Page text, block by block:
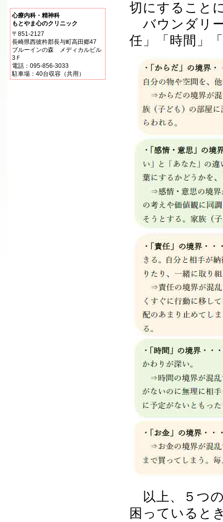
切にすること
バウンダリ
任」「時間」
以上、５つ
困っていると
心療内科・精神科
もとやま心のクリニック
〒851-2127
長崎県西彼杵郡長与町高田郷47
ブルーインの森 メディカルビル
3Ｆ
電話：095-856-3033
駐車場：40台収容（共用）